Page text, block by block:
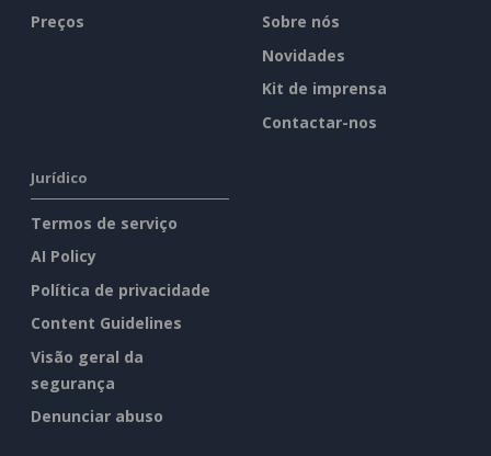
Preços
Sobre nós
Novidades
Kit de imprensa
Contactar-nos
Jurídico
Termos de serviço
AI Policy
Política de privacidade
Content Guidelines
Visão geral da
segurança
Denunciar abuso